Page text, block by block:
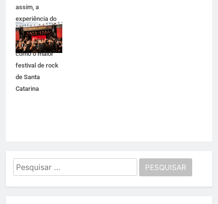
assim, a
experiência do
público e se
consolidando
como o maior
festival de rock
de Santa
Catarina
Pesquisar
por: